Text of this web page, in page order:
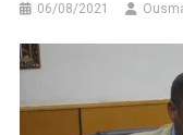
06/08/2021